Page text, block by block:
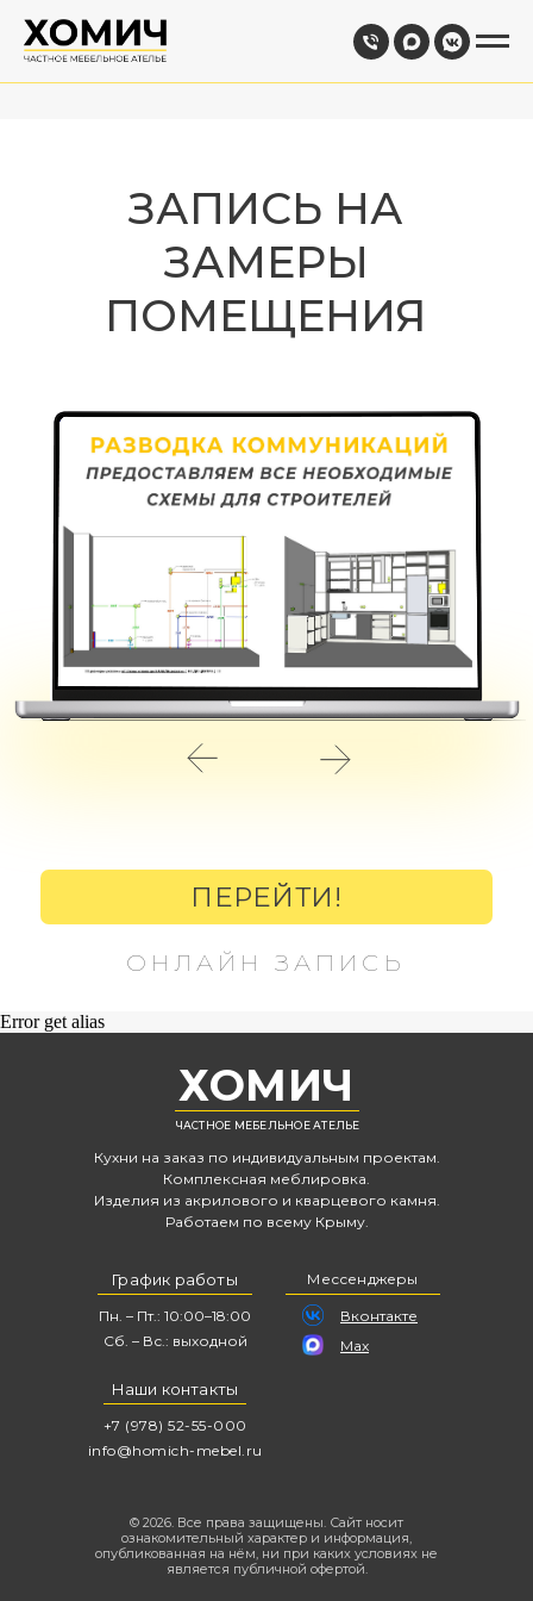
ПЕРЕЙТИ!
ОНЛАЙН ЗАПИСЬ
ЗАМЕРЫ
ПОМЕЩЕНИЯ
Error get alias
ЧАСТНОЕ МЕБЕЛЬНОЕ АТЕЛЬЕ
Кухни на заказ по индивидуальным проектам.
Комплексная меблировка.
Изделия из акрилового и кварцевого камня.
Работаем по всему Крыму.
© 2026. Все права защищены. Сайт носит
ознакомительный характер и информация,
опубликованная на нём, ни при каких условиях не
является публичной офертой.
+7 (978) 52-55-000
info@homich-mebel.ru
Пн. – Пт.: 10:00–18:00
Сб. – Вс.: выходной
Наши контакты
График работы Мессенджеры
Вконтакте
Max
ХОМИЧ